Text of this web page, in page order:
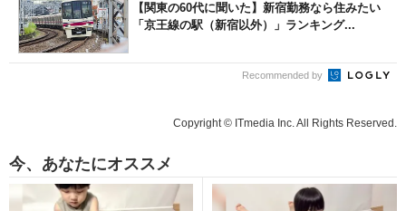
【関東の60代に聞いた】新宿勤務なら住みたい
「京王線の駅（新宿以外）」ランキング...
Recommended by
Copyright © ITmedia Inc. All Rights Reserved.
今、あなたにオススメ